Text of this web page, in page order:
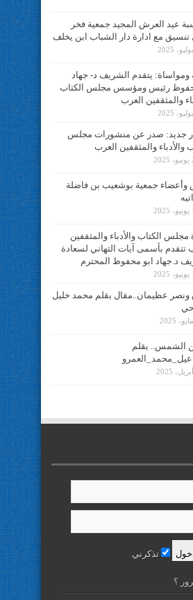
عيد العرش المجيد جمعية فخر
تنسيق مع ادارة دار الشباب ابن يخلف
ومواساة: يتقدم الشريف د- جهاد
رئيس ومؤسس مجلس الكتاب
والمثقفين العرب
جديد: صدر عن منشورات مجلس
والأدباء والمثقفين العرب
وأعضاء جمعية بوشعيب بن فاضلة
مجلس الكتاب والأدباء والمثقفين
تتقدم بأسمى آيات التهاني لسعادة
د.جهاد ابو محفوظ المحترم
ونصر عظيمان..مقال بقلم محمد خليل
الشمس.. بقلم
تذكرني
؟